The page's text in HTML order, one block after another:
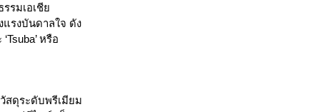
รมเอเชีย
รงบันดาลใจ ดัง
หรือ
สดุระดับพรีเมียม